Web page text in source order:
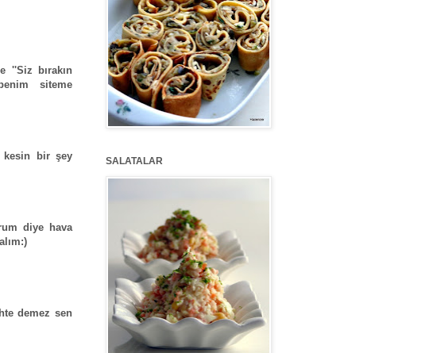
''Siz bırakın
siteme
kesin bir şey
diye hava
demez sen
SALATALAR